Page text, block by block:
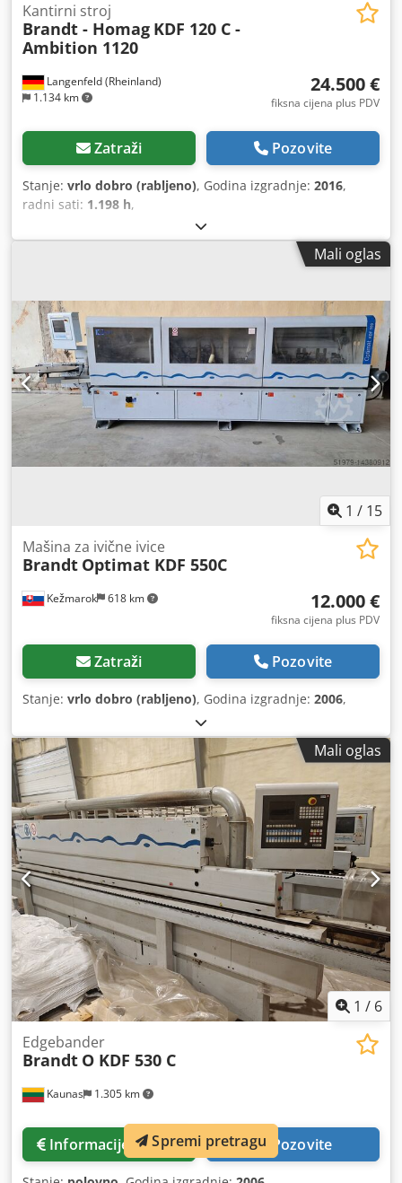
Langenfeld (Rheinland)
1.134 km
Kantirni stroj
Brandt - Homag KDF 120 C -
Ambition 1120
24.500 €
fiksna cijena plus PDV
Zatraži Pozovite
Stanje: vrlo dobro (rabljeno), Godina izgradnje: 2016,
radni sati: 1.198 h,
Mali oglas
1 / 15
Kežmarok 618 km
Mašina za ivične ivice
Brandt Optimat KDF 550C
12.000 €
fiksna cijena plus PDV
Zatraži Pozovite
Stanje: vrlo dobro (rabljeno), Godina izgradnje: 2006,
Mali oglas
1 / 6
Kaunas 1.305 km
Edgebander
Brandt O KDF 530 C
Informacije o cijeni Pozovite
Spremi pretragu